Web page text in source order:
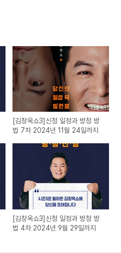
[김창옥쇼3]신청 일정과 방청 방
법 7차 2024년 11월 24일까지
[김창옥쇼3]신청 일정과 방청 방
법 4차 2024년 9월 29일까지